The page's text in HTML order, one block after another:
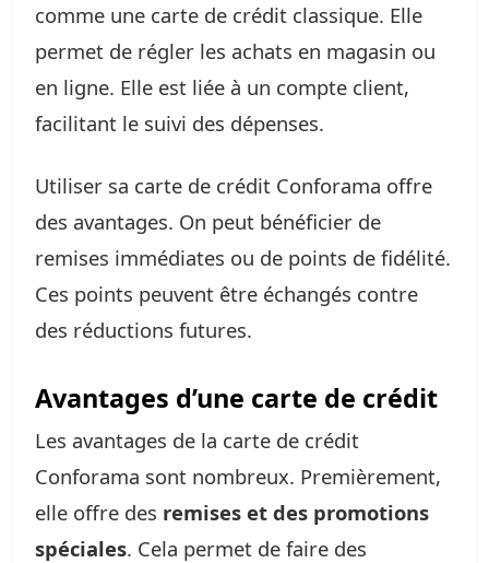
comme une carte de crédit classique. Elle
permet de régler les achats en magasin ou
en ligne. Elle est liée à un compte client,
facilitant le suivi des dépenses.
Utiliser sa carte de crédit Conforama offre
des avantages. On peut bénéficier de
remises immédiates ou de points de fidélité.
Ces points peuvent être échangés contre
des réductions futures.
Avantages d’une carte de crédit
Les avantages de la carte de crédit
Conforama sont nombreux. Premièrement,
elle offre des remises et des promotions
spéciales. Cela permet de faire des